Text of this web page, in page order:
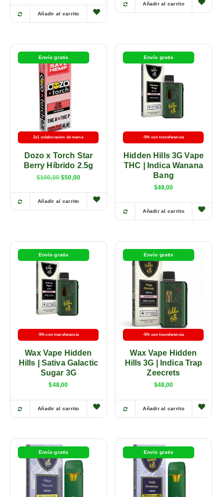
Añadir al carrito
Añadir al carrito
Envío gratis
2x1 colaboracion de marca
Dozo x Torch Star
Berry Híbrido 2.5g
$100,00 $50,00
Añadir al carrito
Envío gratis
-5% con transferencia
Hidden Hills 3G Vape
THC | Indica Wanana
Bang
$48,00
Añadir al carrito
Envío gratis
-5% con transferencia
Wax Vape Hidden
Hills | Sativa Galactic
Sugar 3G
$48,00
Añadir al carrito
Envío gratis
-5% con transferencia
Wax Vape Hidden
Hills 3G | Indica Trap
Zeecrets
$48,00
Añadir al carrito
Envío gratis Envío gratis